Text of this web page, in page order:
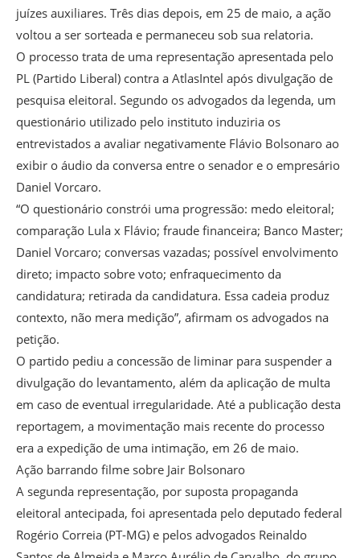
juízes auxiliares. Três dias depois, em 25 de maio, a ação
voltou a ser sorteada e permaneceu sob sua relatoria.
O processo trata de uma representação apresentada pelo
PL (Partido Liberal) contra a AtlasIntel após divulgação de
pesquisa eleitoral. Segundo os advogados da legenda, um
questionário utilizado pelo instituto induziria os
entrevistados a avaliar negativamente Flávio Bolsonaro ao
exibir o áudio da conversa entre o senador e o empresário
Daniel Vorcaro.
“O questionário constrói uma progressão: medo eleitoral;
comparação Lula x Flávio; fraude financeira; Banco Master;
Daniel Vorcaro; conversas vazadas; possível envolvimento
direto; impacto sobre voto; enfraquecimento da
candidatura; retirada da candidatura. Essa cadeia produz
contexto, não mera medição”, afirmam os advogados na
petição.
O partido pediu a concessão de liminar para suspender a
divulgação do levantamento, além da aplicação de multa
em caso de eventual irregularidade. Até a publicação desta
reportagem, a movimentação mais recente do processo
era a expedição de uma intimação, em 26 de maio.
Ação barrando filme sobre Jair Bolsonaro
A segunda representação, por suposta propaganda
eleitoral antecipada, foi apresentada pelo deputado federal
Rogério Correia (PT-MG) e pelos advogados Reinaldo